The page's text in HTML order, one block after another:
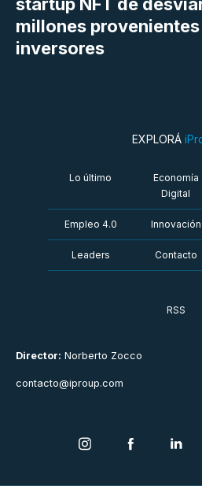
startup NFT de
millones
inversores
Director: Norberto Zocco
contacto@iproup.com
EXPLORÁ
Lo último
Economía
Digital
Empleo 4.0 Innovación
Leaders Contacto
RSS